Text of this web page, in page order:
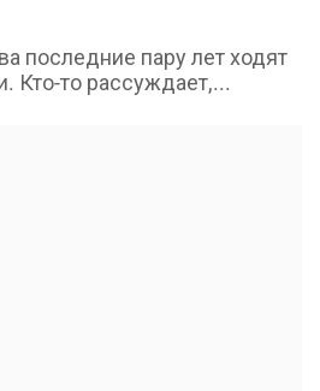
последние пару лет ходят
Кто-то рассуждает,...